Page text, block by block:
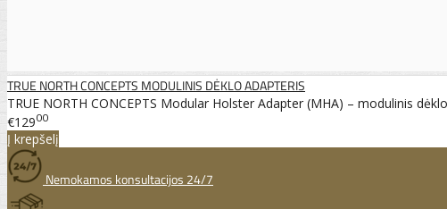
TRUE NORTH CONCEPTS MODULINIS DĖKLO ADAPTERIS
TRUE NORTH CONCEPTS Modular Holster Adapter (MHA) – modulinis
€12900
Į krepšelį
Nemokamos konsultacijos 24/7